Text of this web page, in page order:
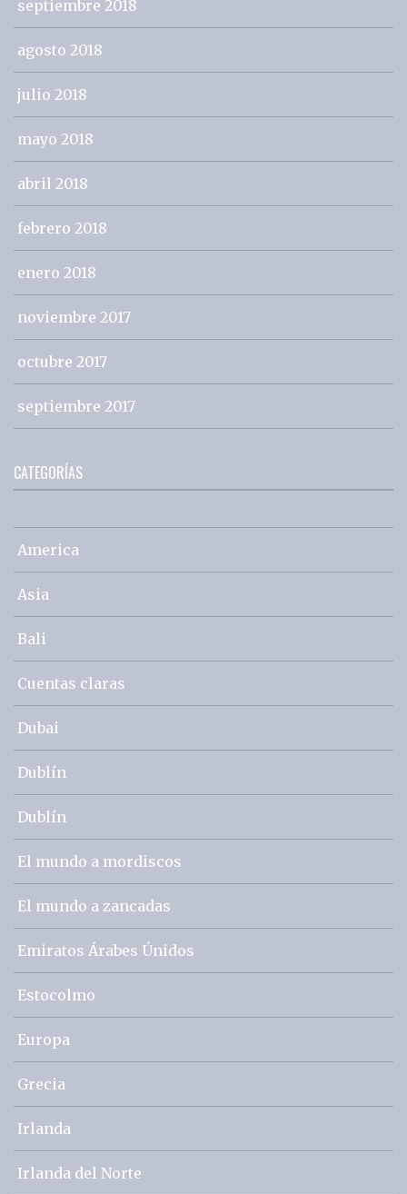
septiembre 2018
agosto 2018
julio 2018
mayo 2018
abril 2018
febrero 2018
enero 2018
noviembre 2017
octubre 2017
septiembre 2017
CATEGORÍAS
America
Asia
Bali
Cuentas claras
Dubai
Dublín
Dublín
El mundo a mordiscos
El mundo a zancadas
Emiratos Árabes Únidos
Estocolmo
Europa
Grecia
Irlanda
Irlanda del Norte